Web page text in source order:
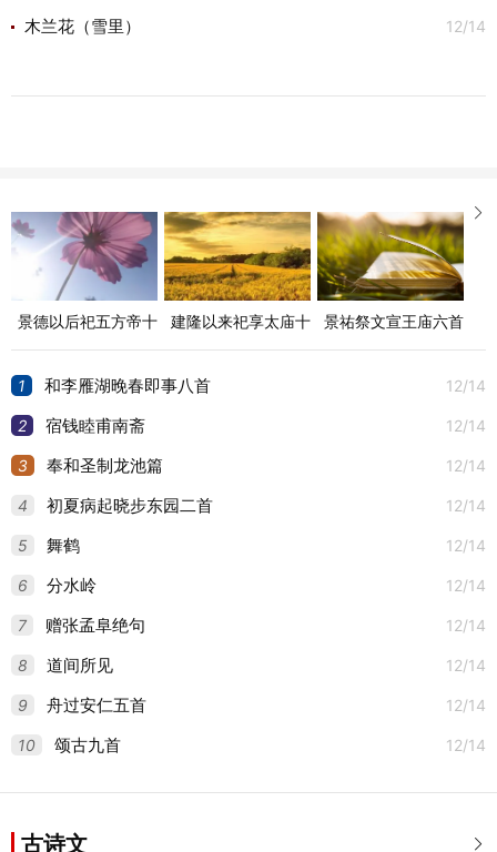
12/14
木兰花（雪里）

景德以后祀五方帝十
六首
建隆以来祀享太庙十
六首
景祐祭文宣王庙六首
1 12/14
和李雁湖晚春即事八首
2 12/14
宿钱睦甫南斋
3 12/14
奉和圣制龙池篇
4 12/14
初夏病起晓步东园二首
5 12/14
舞鹤
6 12/14
分水岭
7 12/14
赠张孟阜绝句
8 12/14
道间所见
9 12/14
舟过安仁五首
10 12/14
颂古九首

古诗文